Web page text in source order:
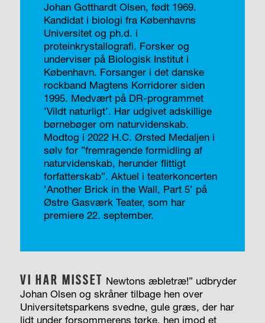
Johan Gotthardt Olsen, født 1969.
Kandidat i biologi fra Københavns
Universitet og ph.d. i
proteinkrystallografi. Forsker og
underviser på Biologisk Institut i
København. Forsanger i det danske
rockband Magtens Korridorer siden
1995. Medvært på DR-programmet
’Vildt naturligt’. Har udgivet adskillige
børnebøger om naturvidenskab.
Modtog i 2022 H.C. Ørsted Medaljen i
sølv for ”fremragende formidling af
naturvidenskab, herunder flittigt
forfatterskab”. Aktuel i teaterkoncerten
’Another Brick in the Wall, Part 5’ på
Østre Gasværk Teater, som har
premiere 22. september.
VI HAR MISSET Newtons æbletræ!” udbryder
Johan Olsen og skråner tilbage hen over
Universitetsparkens svedne, gule græs, der har
lidt under forsommerens tørke, hen imod et